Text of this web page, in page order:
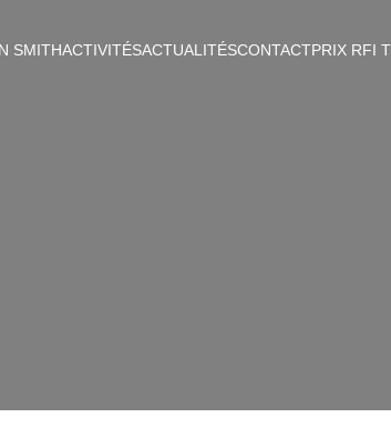
SMITHACTIVITÉSACTUALITÉSCONTACTPRIX RFI